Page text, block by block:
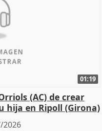
01:19
(AC) de crear
hija en Ripoll (Girona)
2026